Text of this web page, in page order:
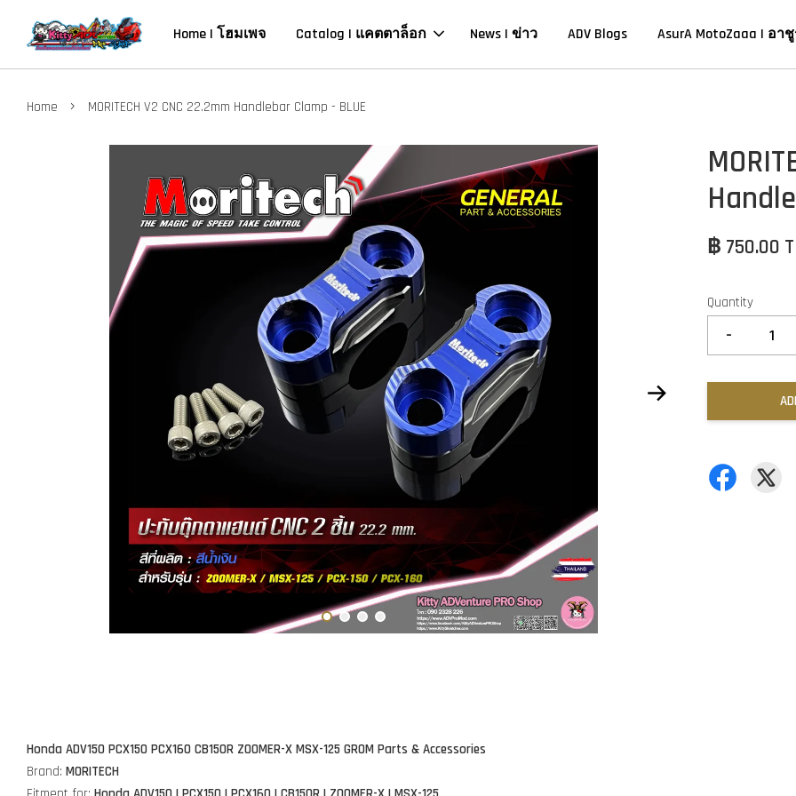
Home | โฮมเพจ Catalog | แคตตาล็อก News | ข่าว ADV Blogs AsurA MotoZaaa | อา
Home › MORITECH V2 CNC 22.2mm Handlebar Clamp - BLUE
฿ 750.00
Quantity
-
Honda ADV150 PCX150 PCX160 CB150R ZOOMER-X MSX-125 GROM Parts & Accessories
Brand: MORITECH